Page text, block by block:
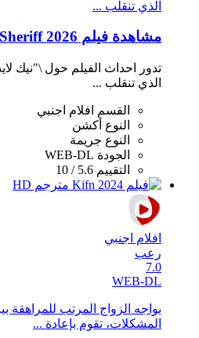
الذي تنقلب ...
مشاهدة فيلم The Sheriff 2026 مترجم
تدور احداث الفيلم حول \"نيك
الذي تنقلب ...
القسم
افلام اجنبي
النوع أكشن
النوع جريمة
الجودة WEB-DL
التقييم 5.6 / 10
افلام اجنبي
رعب
7.0
WEB-DL
يواجه الزواج المرتب
المشكلات، تقوم بإعادة ...